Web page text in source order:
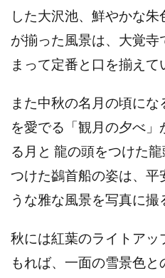
した大沢池、鮮やかな
が揃った風景は、大覚
まって定番と口を揃えて
また中秋の名月の頃に
を愛でる「観月の夕べ
る月と 龍の頭をつけた
つけた鷁首船の姿は、平
うな雅な風景を写真に撮
秋には紅葉のライトア
もれば、一面の雪景色と